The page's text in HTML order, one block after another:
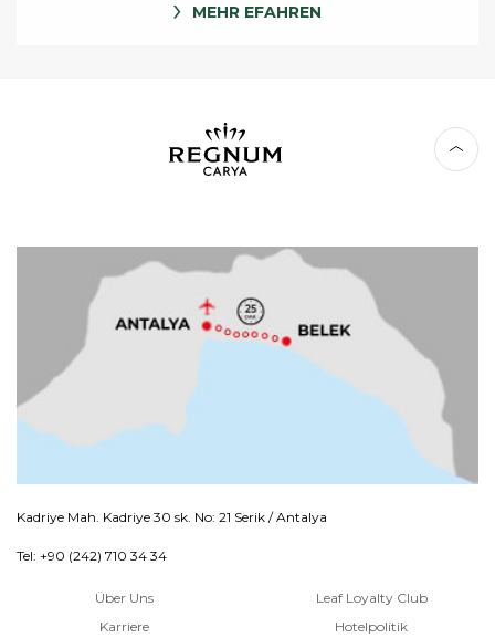
MEHR EFAHREN
Kadriye Mah. Kadriye 30 sk. No: 21 Serik / Antalya
Tel: +90 (242) 710 34 34
Über Uns
Karriere
Leaf Loyalty Club
Hotelpolitik